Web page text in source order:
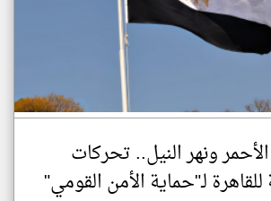
ونهر النيل.. تحركات
لـ"حماية الأمن القومي"